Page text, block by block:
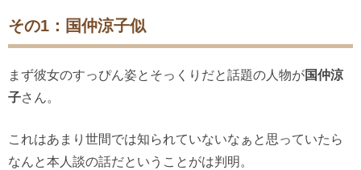
その1：国仲涼子似
まず彼女のすっぴん姿とそっくりだと話題の人物が国仲涼
子さん。
これはあまり世間では知られていないなぁと思っていたら
なんと本人談の話だということがは判明。